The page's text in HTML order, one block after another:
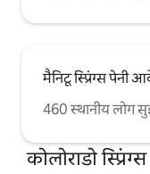
मैनिटू स्प्रिंग्स पेनी
460 स्थानीय लोग
कोलोराडो